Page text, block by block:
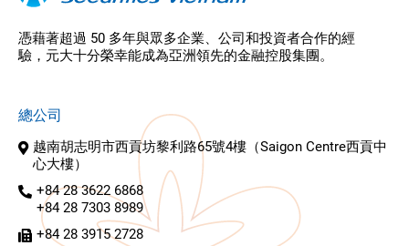
憑藉著超過 50 多年與眾多企業、公司和投資者合作的經
驗，元大十分榮幸能成為亞洲領先的金融控股集團。
總公司
越南胡志明市西貢坊黎利路65號4樓（Saigon Centre西貢中
心大樓）
+84 28 3622 6868
+84 28 7303 8989
+84 28 3915 2728